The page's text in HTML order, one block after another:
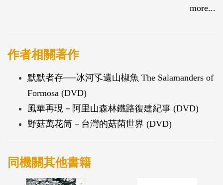
舊稱「青葉寮」的農業精品區，早期作為林業同仁的
留了嘉義林業文化及城鄉發展的歷史軌跡。
more...
作者相關著作
默默者存──冰河孓遺山椒魚 The Salamanders of
Formosa (DVD)
風華再現－阿里山森林鐵路復建紀事 (DVD)
野菇萬花筒－台灣的菇菌世界 (DVD)
同機關其他書籍